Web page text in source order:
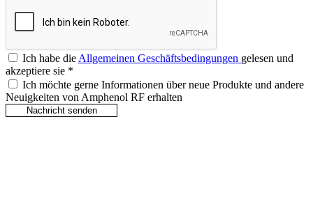
Ich habe dieAllgemeinen Geschäftsbedingungen gelesen und
akzeptiere sie *
Ich möchte gerne Informationen über neue Produkte und andere
Neuigkeiten von Amphenol RF erhalten